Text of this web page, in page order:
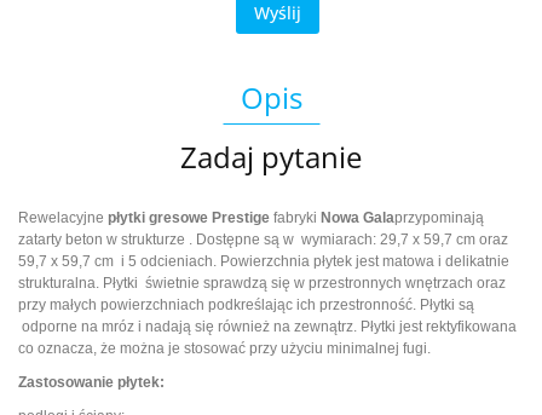
Wyślij
Opis
Zadaj pytanie
Rewelacyjne płytki gresowe Prestige fabryki Nowa Galaprzypominają
zatarty beton w strukturze . Dostępne są w wymiarach: 29,7 x 59,7 cm oraz
59,7 x 59,7 cm i 5 odcieniach. Powierzchnia płytek jest matowa i delikatnie
strukturalna. Płytki świetnie sprawdzą się w przestronnych wnętrzach oraz
przy małych powierzchniach podkreślając ich przestronność. Płytki są
odporne na mróz i nadają się również na zewnątrz. Płytki jest rektyfikowana
co oznacza, że można je stosować przy użyciu minimalnej fugi.
Zastosowanie płytek: